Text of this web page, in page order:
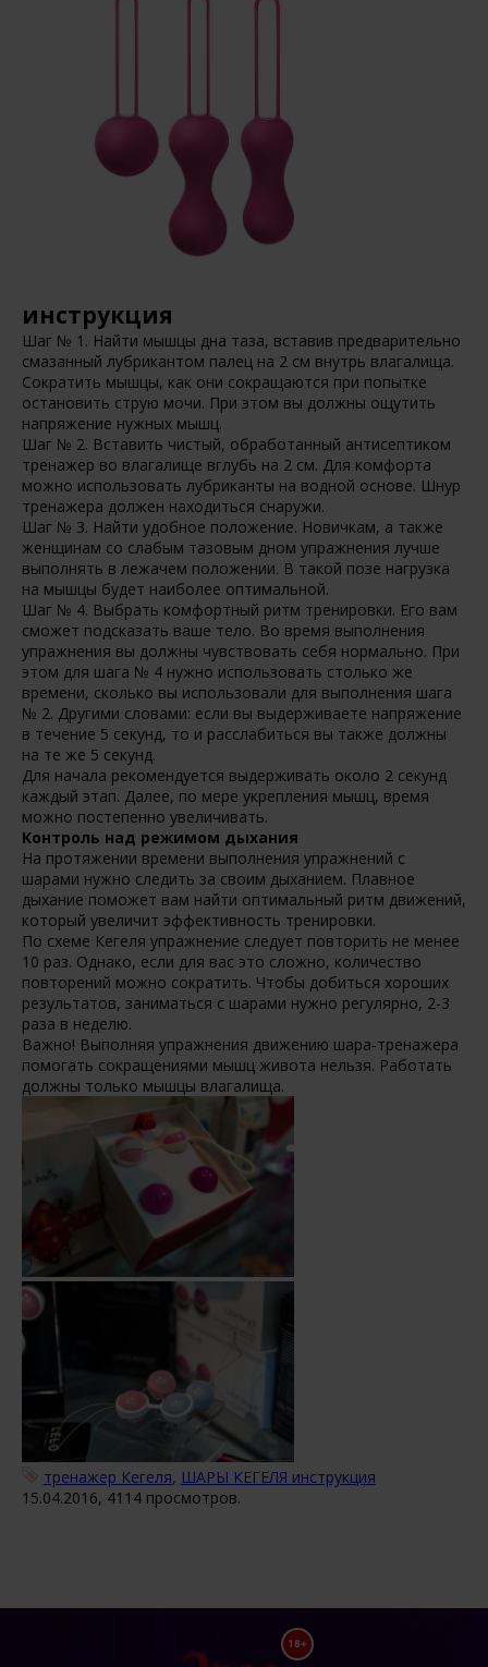
инструкция
Шаг № 1. Найти мышцы дна таза, вставив предварительно
смазанный лубрикантом палец на 2 см внутрь влагалища.
Сократить мышцы, как они сокращаются при попытке
остановить струю мочи. При этом вы должны ощутить
напряжение нужных мышц.
Шаг № 2. Вставить чистый, обработанный антисептиком
тренажер во влагалище вглубь на 2 см. Для комфорта
можно использовать лубриканты на водной основе. Шнур
тренажера должен находиться снаружи.
Шаг № 3. Найти удобное положение. Новичкам, а также
женщинам со слабым тазовым дном упражнения лучше
выполнять в лежачем положении. В такой позе нагрузка
на мышцы будет наиболее оптимальной.
Шаг № 4. Выбрать комфортный ритм тренировки. Его вам
сможет подсказать ваше тело. Во время выполнения
упражнения вы должны чувствовать себя нормально. При
этом для шага № 4 нужно использовать столько же
времени, сколько вы использовали для выполнения шага
№ 2. Другими словами: если вы выдерживаете напряжение
в течение 5 секунд, то и расслабиться вы также должны
на те же 5 секунд.
Для начала рекомендуется выдерживать около 2 секунд
каждый этап. Далее, по мере укрепления мышц, время
можно постепенно увеличивать.
Контроль над режимом дыхания
На протяжении времени выполнения упражнений с
шарами нужно следить за своим дыханием. Плавное
дыхание поможет вам найти оптимальный ритм движений,
который увеличит эффективность тренировки.
По схеме Кегеля упражнение следует повторить не менее
10 раз. Однако, если для вас это сложно, количество
повторений можно сократить. Чтобы добиться хороших
результатов, заниматься с шарами нужно регулярно, 2-3
раза в неделю.
Важно! Выполняя упражнения движению шара-тренажера
помогать сокращениями мышц живота нельзя. Работать
должны только мышцы влагалища.
тренажер Кегеля, ШАРЫ КЕГЕЛЯ инструкция
15.04.2016, 4114 просмотров.
18+